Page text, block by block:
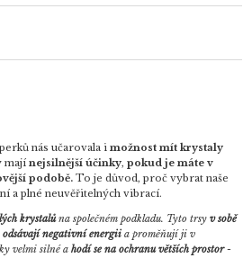
nás učarovala imožnost mít krystaly
majínejsilnější účinky,pokud je máte v
podobě.To je důvod, proč vybrat naše
a plné neuvěřitelných vibrací.
krystalůna společném podkladu. Tyto trsyv sobě
odsávají negativní energii a proměňují ji v
velmi silné ahodí se na ochranu větších prostor-